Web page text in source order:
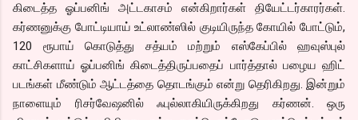
கிடைத்த ஓப்பனிங் அட்டகாசம் என்கிறார்கள் தியேட்டர்காரர்கள்.
கர்ணனுக்கு போட்டியாய் உட்லாண்ஸில் குடியிருந்த கோயில் போட்டும்,
120 ரூபாய் கொடுத்து சத்யம் மற்றும் எஸ்கேப்பில் ஹவுஸ்புல்
காட்சிகளாய் ஓப்பனிங் கிடைத்திருப்பதைப் பார்த்தால் பழைய ஹிட்
படங்கள் மீண்டும் ஆட்டத்தை தொடங்கும் என்று தெரிகிறது. இன்றும்
நாளையும் ரிசர்வேஷனில் ஃபுல்லாகியிருக்கிறது கர்ணன். ஒரு